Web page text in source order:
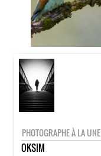
PHOTOGRAPHE À LA UNE
OKSIM